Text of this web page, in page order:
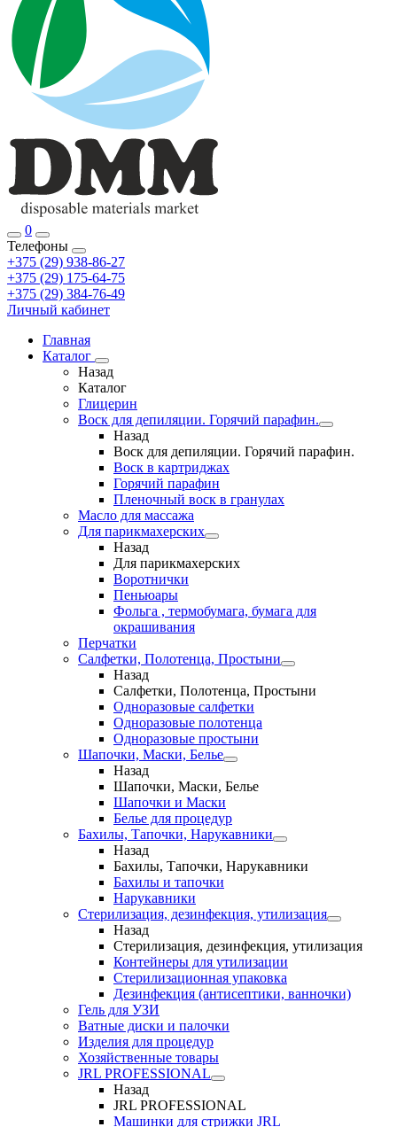
0
Телефоны
+375 (29) 938-86-27
+375 (29) 175-64-75
+375 (29) 384-76-49
Личный кабинет
Главная
Каталог
Назад
Каталог
Глицерин
Воск для депиляции. Горячий парафин.
Назад
Воск для депиляции. Горячий парафин.
Воск в картриджах
Горячий парафин
Пленочный воск в гранулах
Масло для массажа
Для парикмахерских
Назад
Для парикмахерских
Воротнички
Пеньюары
Фольга , термобумага, бумага для
окрашивания
Перчатки
Салфетки, Полотенца, Простыни
Назад
Салфетки, Полотенца, Простыни
Одноразовые салфетки
Одноразовые полотенца
Одноразовые простыни
Шапочки, Маски, Белье
Назад
Шапочки, Маски, Белье
Шапочки и Маски
Белье для процедур
Бахилы, Тапочки, Нарукавники
Назад
Бахилы, Тапочки, Нарукавники
Бахилы и тапочки
Нарукавники
Стерилизация, дезинфекция, утилизация
Назад
Стерилизация, дезинфекция, утилизация
Контейнеры для утилизации
Стерилизационная упаковка
Дезинфекция (антисептики, ванночки)
Гель для УЗИ
Ватные диски и палочки
Изделия для процедур
Хозяйственные товары
JRL PROFESSIONAL
Назад
JRL PROFESSIONAL
Машинки для стрижки JRL